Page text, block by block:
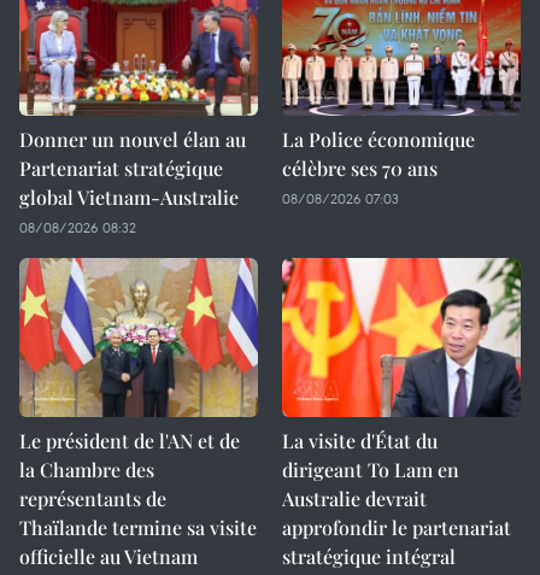
Donner un nouvel élan au
Partenariat stratégique
global Vietnam-Australie
08/08/2026 08:32
La Police économique
célèbre ses 70 ans
08/08/2026 07:03
Le président de l'AN et de
la Chambre des
représentants de
Thaïlande termine sa visite
officielle au Vietnam
La visite d'État du
dirigeant To Lam en
Australie devrait
approfondir le partenariat
stratégique intégral